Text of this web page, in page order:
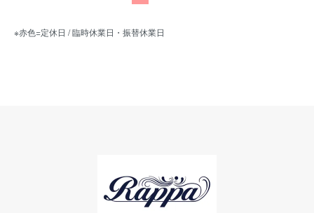
※赤色=定休日 / 臨時休業日・振替休業日